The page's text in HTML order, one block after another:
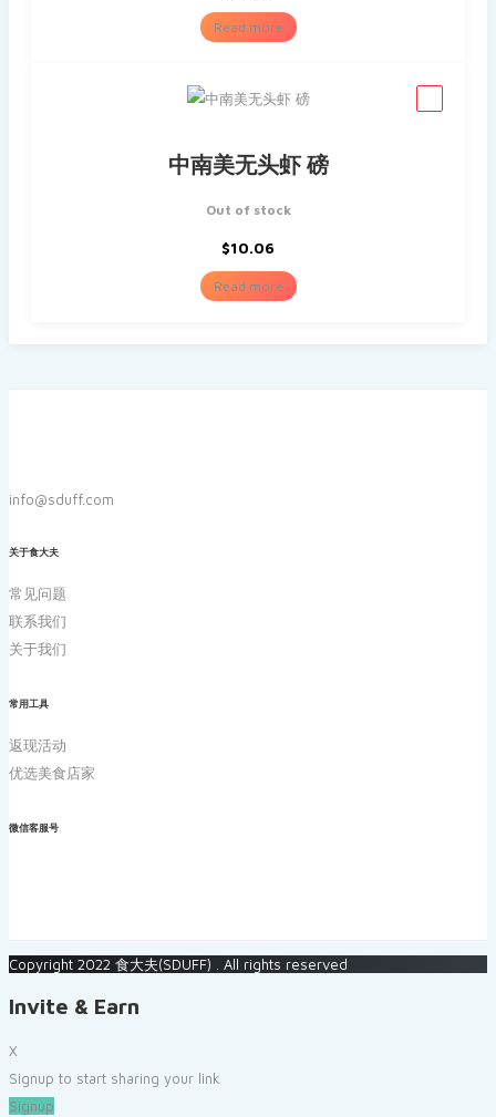
Read more
中南美无头虾 磅
Out of stock
$10.06
Read more
info@sduff.com
关于食大夫
常见问题
联系我们
关于我们
常用工具
返现活动
优选美食店家
微信客服号
Copyright 2022 食大夫(SDUFF) . All rights reserved
Invite & Earn
X
Signup to start sharing your link
Signup